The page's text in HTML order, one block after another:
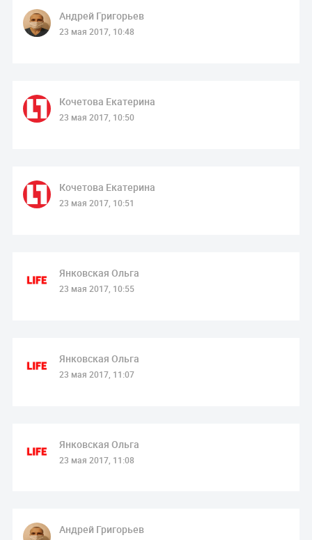
Андрей Григорьев
23 мая 2017, 10:48
Кочетова Екатерина
23 мая 2017, 10:50
Кочетова Екатерина
23 мая 2017, 10:51
Янковская Ольга
23 мая 2017, 10:55
Янковская Ольга
23 мая 2017, 11:07
Янковская Ольга
23 мая 2017, 11:08
Андрей Григорьев